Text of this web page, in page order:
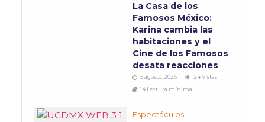
La Casa de los
Famosos México:
Karina cambia las
habitaciones y el
Cine de los Famosos
desata reacciones
5 agosto, 2026
24 Vistas
14 Lectura mínima
Espectáculos